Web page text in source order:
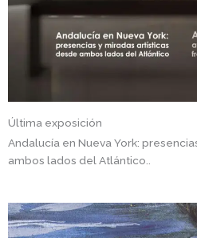
Última exposición
Andalucía en Nueva York:
ambos lados del Atlántico..